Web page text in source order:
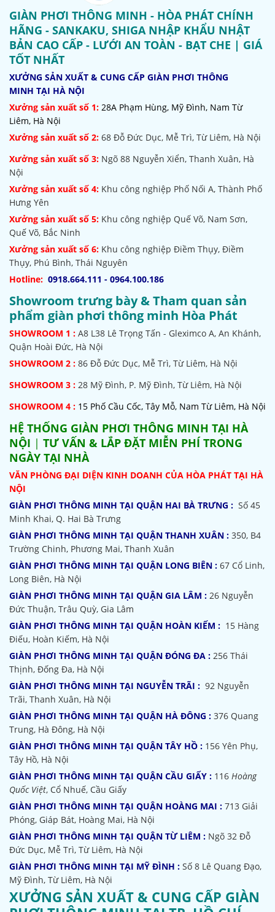
GIÀN PHƠI THÔNG MINH - HÒA PHÁT CHÍNH
HÃNG - SANKAKU, SHIGA NHẬP KHẨU NHẬT
BẢN CAO CẤP - LƯỚI AN TOÀN - BẠT CHE | GIÁ
TỐT NHẤT
XƯỞNG SẢN XUẤT & CUNG CẤP GIÀN PHƠI THÔNG
MINH TẠI HÀ NỘI
Xưởng sản xuất số 1: 28A Phạm Hùng, Mỹ Đình, Nam Từ
Liêm, Hà Nội
Xưởng sản xuất số 2: 68 Đỗ Đức Dục, Mễ Trì, Từ Liêm, Hà Nội
Xưởng sản xuất số 3: Ngõ 88 Nguyễn Xiển, Thanh Xuân, Hà
Nội
Xưởng sản xuất số 4: Khu công nghiệp Phố Nối A, Thành Phố
Hưng Yên
Xưởng sản xuất số 5: Khu công nghiệp Quế Võ, Nam Sơn,
Quế Võ, Bắc Ninh
Xưởng sản xuất số 6: Khu công nghiệp Điềm Thụy, Điềm
Thụy, Phú Bình, Thái Nguyên
Hotline: 0918.664.111 - 0964.100.186
Showroom trưng bày & Tham quan sản
phẩm giàn phơi thông minh Hòa Phát
SHOWROOM 1 : A8 L38 Lê Trọng Tấn - Gleximco A, An Khánh,
Quận Hoài Đức, Hà Nội
SHOWROOM 2 : 86 Đỗ Đức Dục, Mễ Trì, Từ Liêm, Hà Nội
SHOWROOM 3 : 28 Mỹ Đình, P. Mỹ Đình, Từ Liêm, Hà Nội
SHOWROOM 4 : 15 Phố Cầu Cốc, Tây Mỗ, Nam Từ Liêm, Hà Nội
HỆ THỐNG GIÀN PHƠI THÔNG MINH TẠI HÀ
NỘI | TƯ VẤN & LẮP ĐẶT MIỄN PHÍ TRONG
NGÀY TẠI NHÀ
VĂN PHÒNG ĐẠI DIỆN KINH DOANH CỦA HÒA PHÁT TẠI HÀ
NỘI
GIÀN PHƠI THÔNG MINH TẠI QUẬN HAI BÀ TRƯNG : Số 45
Minh Khai, Q. Hai Bà Trưng
GIÀN PHƠI THÔNG MINH TẠI QUẬN THANH XUÂN : 350, B4
Trường Chinh, Phương Mai, Thanh Xuân
GIÀN PHƠI THÔNG MINH TẠI QUẬN LONG BIÊN : 67 Cổ Linh,
Long Biên, Hà Nội
GIÀN PHƠI THÔNG MINH TẠI QUẬN GIA LÂM : 26 Nguyễn
Đức Thuận, Trâu Quỳ, Gia Lâm
GIÀN PHƠI THÔNG MINH TẠI QUẬN HOÀN KIẾM : 15 Hàng
Điếu, Hoàn Kiếm, Hà Nội
GIÀN PHƠI THÔNG MINH TẠI QUẬN ĐÓNG ĐA : 256 Thái
Thịnh, Đống Đa, Hà Nội
GIÀN PHƠI THÔNG MINH TẠI NGUYỄN TRÃI : 92 Nguyễn
Trãi, Thanh Xuân, Hà Nội
GIÀN PHƠI THÔNG MINH TẠI QUẬN HÀ ĐÔNG : 376 Quang
Trung, Hà Đông, Hà Nội
GIÀN PHƠI THÔNG MINH TẠI QUẬN TÂY HỒ : 156 Yên Phụ,
Tây Hồ, Hà Nội
GIÀN PHƠI THÔNG MINH TẠI QUẬN CẦU GIẤY : 116 Hoàng
Quốc Việt, Cổ Nhuế, Cầu Giấy
GIÀN PHƠI THÔNG MINH TẠI QUẬN HOÀNG MAI : 713 Giải
Phóng, Giáp Bát, Hoàng Mai, Hà Nội
GIÀN PHƠI THÔNG MINH TẠI QUẬN TỪ LIÊM : Ngõ 32 Đỗ
Đức Dục, Mễ Trì, Từ Liêm, Hà Nội
GIÀN PHƠI THÔNG MINH TẠI MỸ ĐÌNH : Số 8 Lê Quang Đạo,
Mỹ Đình, Từ Liêm, Hà Nội
XƯỞNG SẢN XUẤT & CUNG CẤP GIÀN